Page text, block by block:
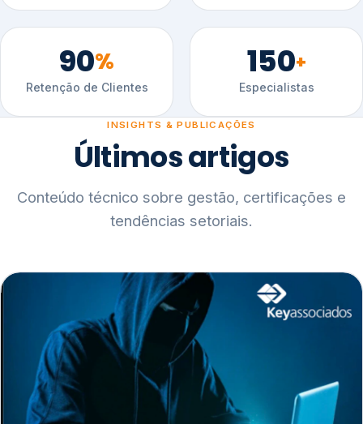
90%
Retenção de Clientes
150+
Especialistas
INSIGHTS & PUBLICAÇÕES
Últimos artigos
Conteúdo técnico sobre gestão, certificações e
tendências setoriais.